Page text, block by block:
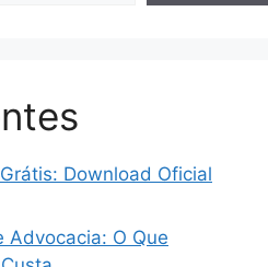
Download Oficial
Advocacia: O Que